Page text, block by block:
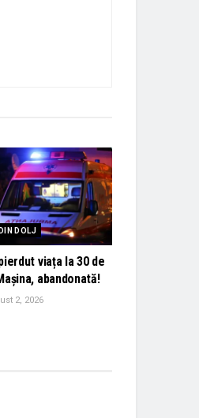
DIN DOLJ
viața la 30 de
abandonată!
2, 2026